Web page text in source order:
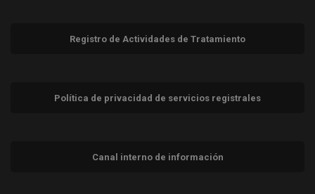
Registro de Actividades de Tratamiento
Política de privacidad de servicios registrales
Canal interno de información